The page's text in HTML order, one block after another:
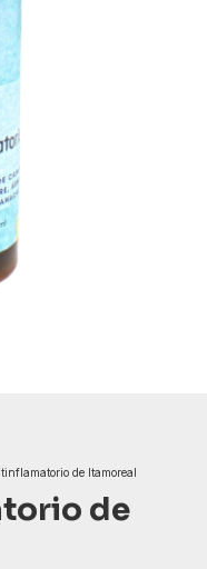
de Itamoreal
de